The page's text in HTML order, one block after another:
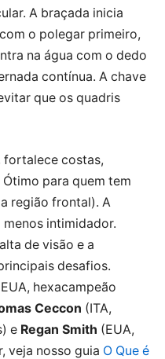
A braçada inicia
o polegar primeiro,
na água com o dedo
contínua. A chave
que os quadris
fortalece costas,
para quem tem
região frontal). A
intimidador.
de visão e a
desafios.
hexacampeão
Ceccon (ITA,
e Regan Smith (EUA,
veja nosso guia O Que é